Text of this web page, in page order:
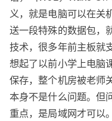
义，就是电脑可以在关
送一段特殊的数据包，
技术，很多年前主板就
想起了以前小学上电脑
保存，整个机房被老师
本身不是什么问题。但
重点，是局域网才可以